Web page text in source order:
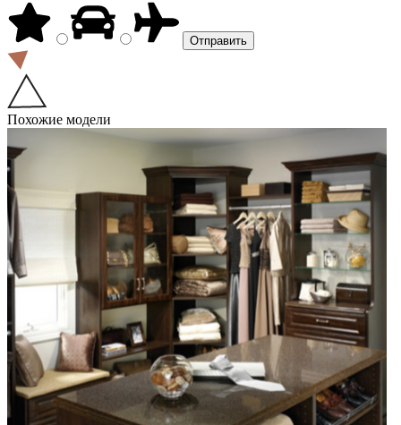
Похожие модели